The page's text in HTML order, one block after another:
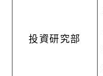
投資研究部